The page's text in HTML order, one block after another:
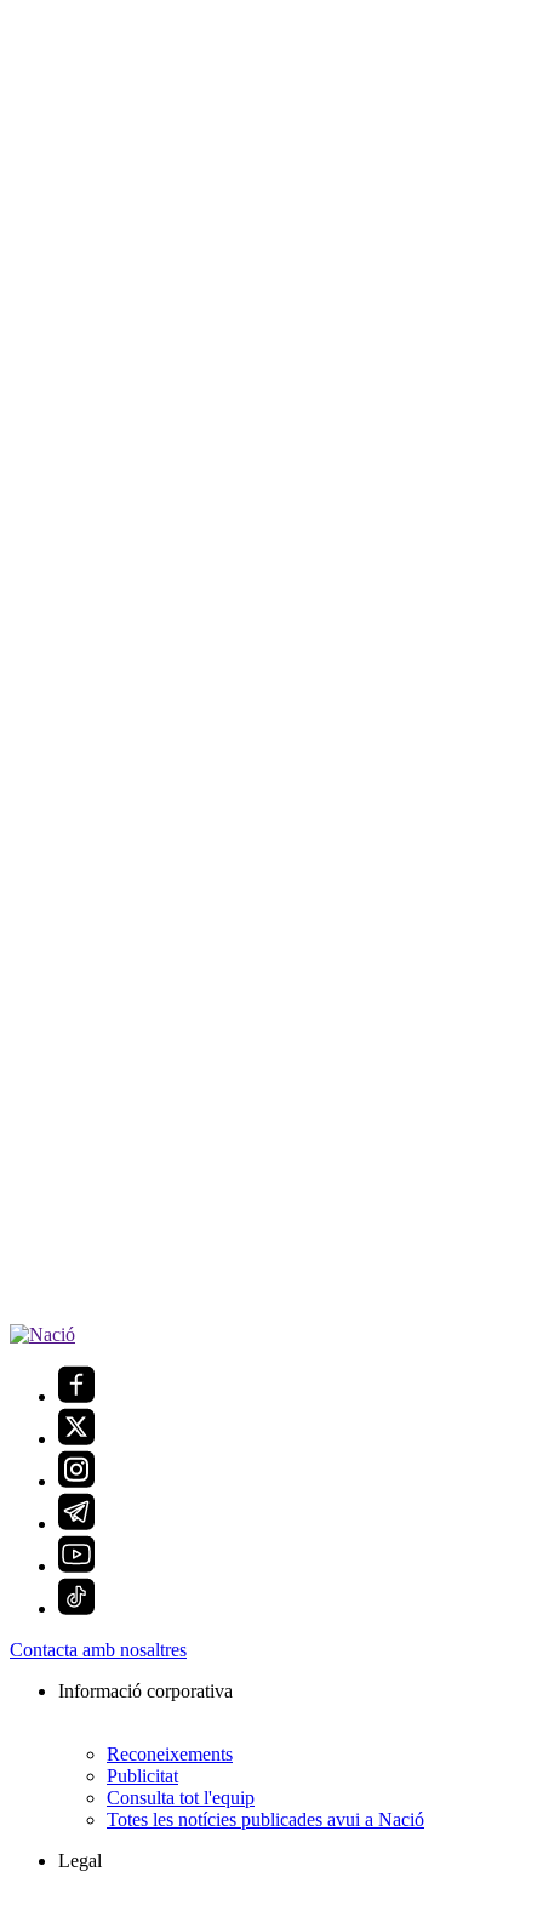
Contacta amb nosaltres
Informació corporativa
Reconeixements
Publicitat
Consulta tot l'equip
Totes les notícies publicades avui a Nació
Legal